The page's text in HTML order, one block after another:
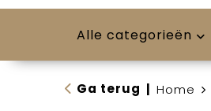
Alle categorieën
Ga terug Home